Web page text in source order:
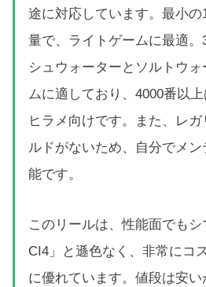
途に対応しています。最小の
量で、ライトゲームに最適。
シュウォーターとソルトウ
ムに適しており、4000番以
ヒラメ向けです。また、レ
ルドがないため、自分でメ
能です。
このリールは、性能面でも
CI4」と遜色なく、非常にコ
に優れています。値段は安